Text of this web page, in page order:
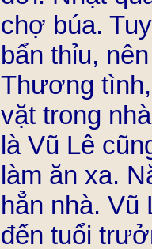
chợ búa.
bẩn thỉu,
Thương
vặt trong
là Vũ Lê
làm ăn xa.
hẳn nhà. Vũ
đến tuổi